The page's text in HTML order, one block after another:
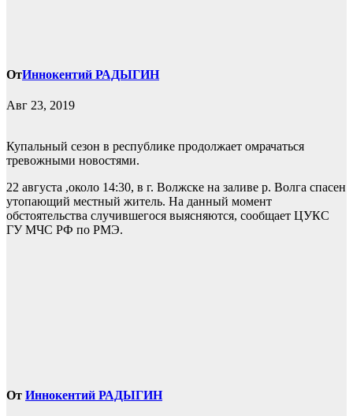
ОтИннокентий РАДЫГИН
Авг 23, 2019
Купальный сезон в республике продолжает омрачаться
тревожными новостями.
22 августа ,около 14:30, в г. Волжске на заливе р. Волга спасен
утопающий местный житель. На данный момент
обстоятельства случившегося выясняются, сообщает ЦУКС
ГУ МЧС РФ по РМЭ.
От Иннокентий РАДЫГИН